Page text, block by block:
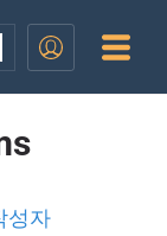
성자